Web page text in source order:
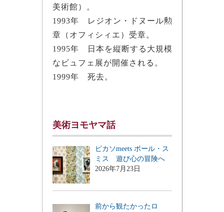
美術館）。
1993年 レジオン・ドヌール勲
章（オフィシィエ）受章。
1995年 日本を縦断する大規模
なビュフェ展が開催される。
1999年 死去。
美術ヨモヤマ話
ピカソmeets ポール・ス
ミス 遊び心の冒険へ
2026年7月23日
前から観たかったロ